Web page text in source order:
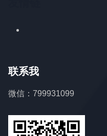
联系我
微信：799931099